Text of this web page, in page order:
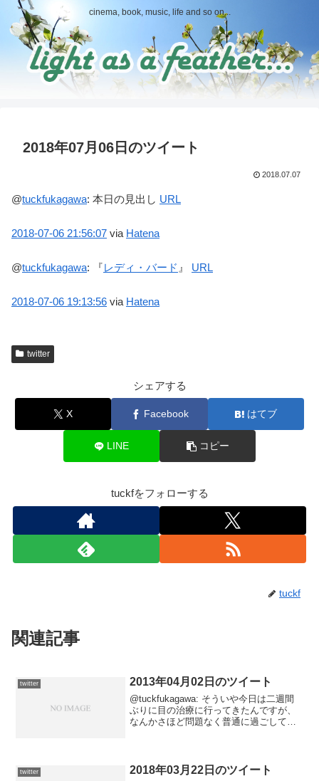
cinema, book, music, life and so on...
2018年07月06日のツイート
2018.07.07
@tuckfukagawa: 本日の見出し URL
2018-07-06 21:56:07 via Hatena
@tuckfukagawa: 『レディ・バード 』 URL
2018-07-06 19:13:56 via Hatena
twitter
シェアする
X Facebook はてブ
LINE コピー
tuckfをフォローする
tuckf
関連記事
twitter 2013年04月02日のツイート
@tuckfukagawa: そういや今日は二週間
ぶりに目の治療に行ってきたんですが、
なんかさほど問題なく普通に過ごしてし
twitter 2018年03月22日のツイート